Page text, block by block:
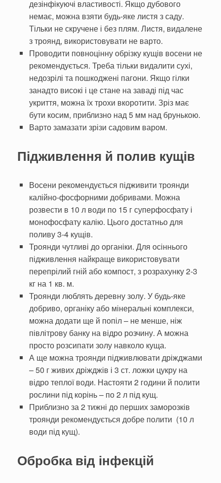
дезінфікуючі властивості. Якщо дубового
немає, можна взяти будь-яке листя з саду.
Тільки не скручене і без плям. Листя, видалене
з троянд, використовувати не варто.
Проводити повноцінну обрізку ку­щів восени не
рекомендується. Треба тільки ви­далити сухі,
недозрілі та пошкоджені пагони. Якщо гілки
занадто високі і це стане на заваді під час
укриття, можна їх трохи вкоротити. Зріз має
бути косим, приблизно над 5 мм над брунькою.
Варто замазати зрізи садовим варом.
Підживлення й полив кущів
Восени рекомендується підживити троянди
калійно-фосфорними добри­вами. Можна
розвести в 10 л води по 15 г суперфосфату і
монофосфату калію. Цього достатньо для
поливу 3-4 кущів.
Троянди чутливі до органіки. Для осіннього
підживлення найкраще ви­користовувати
перепрілий гній або компост, з розрахунку 2-3
кг на 1 кв. м.
Троянди люблять деревну золу. У будь-яке
добриво, органіку або мінеральні комплекси,
можна додати ще й попіл – не менше, ніж
півлітро­ву банку на відро розчину. А можна
про­сто розсипати золу навколо куща.
А ще можна троянди підживлю­вати дріжджами
– 50 г живих дріж­джів і 3 ст. ложки цукру на
відро теплої води. Настояти 2 години й полити
рослини під корінь – по 2 л під кущ.
Приблизно за 2 тижні до перших заморозків
троянди рекомендується добре полити (10 л
води під кущ).
Обробка від інфекцій